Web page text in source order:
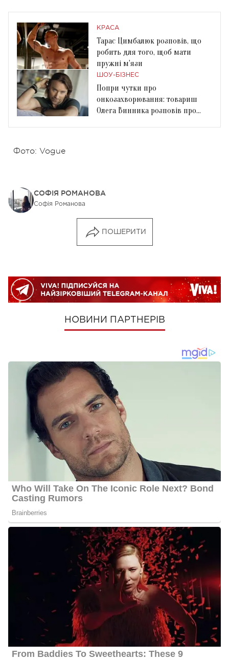
КРАСА
Тарас Цимбалюк розповів, що
робить для того, щоб мати
пружні м'язи
ШОУ-БІЗНЕС
Попри чутки про
онкозахворювання: товариш
Олега Винника розповів про
Фото: Vogue
СОФІЯ РОМАНОВА
Софія Романова
ПОШЕРИТИ
НОВИНИ ПАРТНЕРІВ